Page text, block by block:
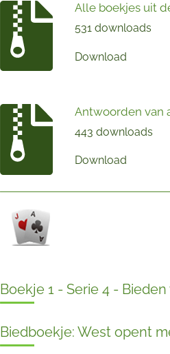
Alle boekjes uit
531 downloads
Download
Antwoorden van
443 downloads
Download
Boekje 1 - Serie 4 -
Biedboekje: West opent